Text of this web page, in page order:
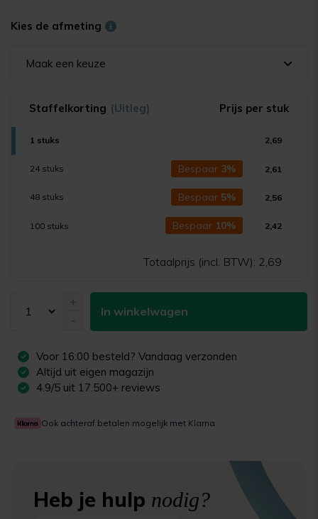
Kies de afmeting
Maak een keuze
Staffelkorting (Uitleg) Prijs per stuk
1 stuks 2,69
24 stuks Bespaar 3% 2,61
48 stuks Bespaar 5% 2,56
100 stuks Bespaar 10% 2,42
Totaalprijs (incl. BTW): 2,69
In winkelwagen
Voor 16:00 besteld? Vandaag verzonden
Altijd uit eigen magazijn
4.9/5 uit 17.500+ reviews
Ook achteraf betalen mogelijk met Klarna
Heb je hulp nodig?